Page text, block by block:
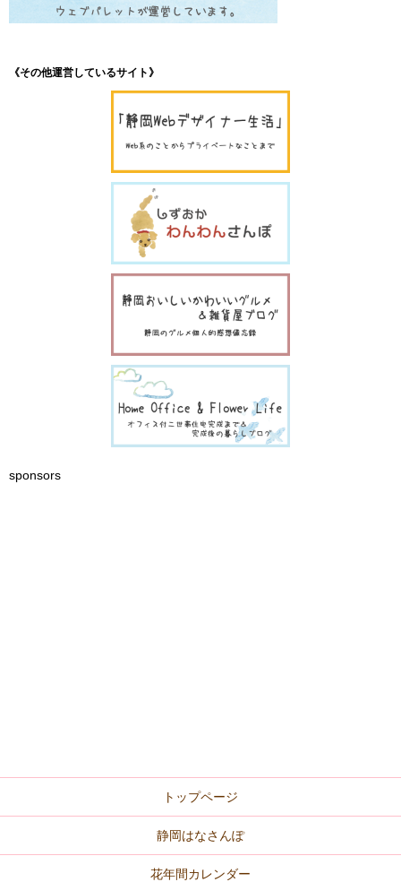
《その他運営しているサイト》
sponsors
トップページ
静岡はなさんぽ
花年間カレンダー